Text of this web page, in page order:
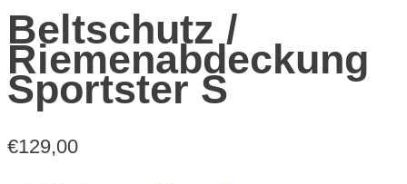
Beltschutz /
Riemenabdeckung
Sportster S
€129,00